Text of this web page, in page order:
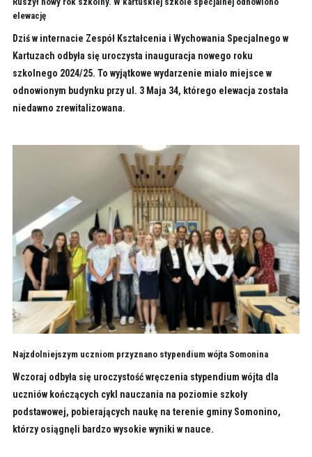
elewację
Dziś w internacie Zespół Kształcenia i Wychowania Specjalnego w
Kartuzach odbyła się uroczysta inauguracja nowego roku
szkolnego 2024/25. To wyjątkowe wydarzenie miało miejsce w
odnowionym budynku przy ul. 3 Maja 34, którego elewacja została
niedawno zrewitalizowana.
Najzdolniejszym uczniom przyznano stypendium wójta Somonina
Wczoraj odbyła się uroczystość wręczenia stypendium wójta dla
uczniów kończących cykl nauczania na poziomie szkoły
podstawowej, pobierających naukę na terenie gminy Somonino,
którzy osiągnęli bardzo wysokie wyniki w nauce.